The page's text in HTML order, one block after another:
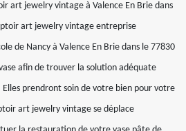
art jewelry vintage à Valence En Brie dans
art jewelry vintage entreprise
de Nancy à Valence En Brie dans le 77830
afin de trouver la solution adéquate
Elles prendront soin de votre bien pour votre
art jewelry vintage se déplace